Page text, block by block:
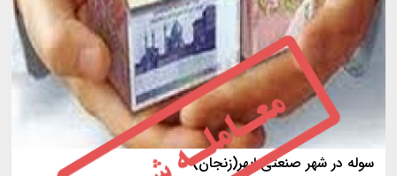
سوله در شهر صنعتی ابهر(زنجان)